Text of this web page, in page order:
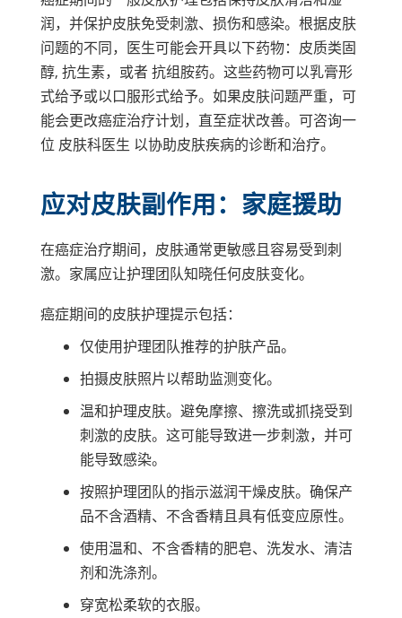
润，并保护皮肤免受刺激、损伤和感染。根据皮肤
问题的不同，医生可能会开具以下药物： 皮质类固
醇, 抗生素，或者抗组胺药。这些药物可以乳膏形
式给予或以口服形式给予。如果皮肤问题严重，可
能会更改癌症治疗计划，直至症状改善。可咨询一
位 皮肤科医生 以协助皮肤疾病的诊断和治疗。
应对皮肤副作用：家庭援助
在癌症治疗期间，皮肤通常更敏感且容易受到刺
激。家属应让护理团队知晓任何皮肤变化。
癌症期间的皮肤护理提示包括：
仅使用护理团队推荐的护肤产品。
拍摄皮肤照片以帮助监测变化。
温和护理皮肤。避免摩擦、擦洗或抓挠受到
刺激的皮肤。这可能导致进一步刺激，并可
能导致感染。
按照护理团队的指示滋润干燥皮肤。确保产
品不含酒精、不含香精且具有低变应原性。
使用温和、不含香精的肥皂、洗发水、清洁
剂和洗涤剂。
穿宽松柔软的衣服。